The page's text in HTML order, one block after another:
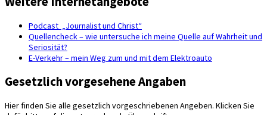
Podcast „Journalist und Christ“
Quellencheck – wie untersuche ich meine Quelle auf Wahrheit und
Seriosität?
E-Verkehr – mein Weg zum und mit dem Elektroauto
Gesetzlich vorgesehene Angaben
Hier finden Sie alle gesetzlich vorgeschriebenen Angeben. Klicken Sie